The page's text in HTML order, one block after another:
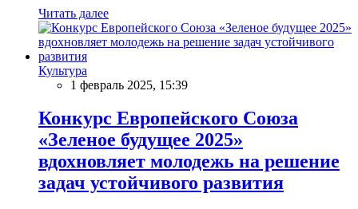
Читать далее
Культура
1 февраль 2025, 15:39
Конкурс Европейского Союза
«Зеленое будущее 2025»
вдохновляет молодежь на решение
задач устойчивого развития